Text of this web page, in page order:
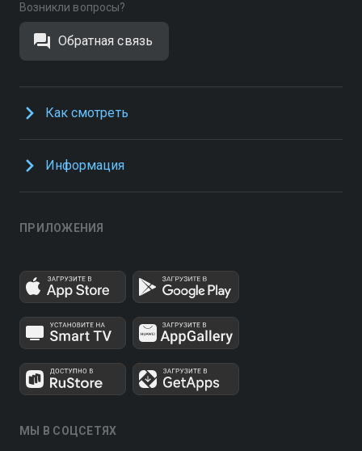
Возникли вопросы?
Обратная связь
Как смотреть
Информация
ПРИЛОЖЕНИЯ
МЫ В СОЦСЕТЯХ